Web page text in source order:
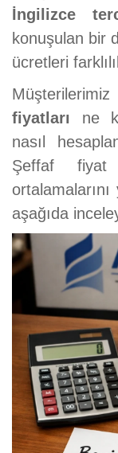
İngilizce
konuşulan bir
ücretleri
Müşterilerimiz
fiyatları ne
nasıl
Şeffaf fiyat
aşağıda